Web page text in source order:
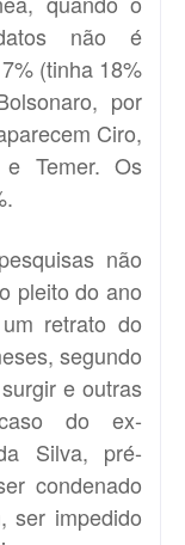
não é
(tinha 18%
por
Ciro,
e Temer. Os
não
pleito do ano
retrato do
segundo
e outras
do ex-
Silva, pré-
condenado
ser impedido